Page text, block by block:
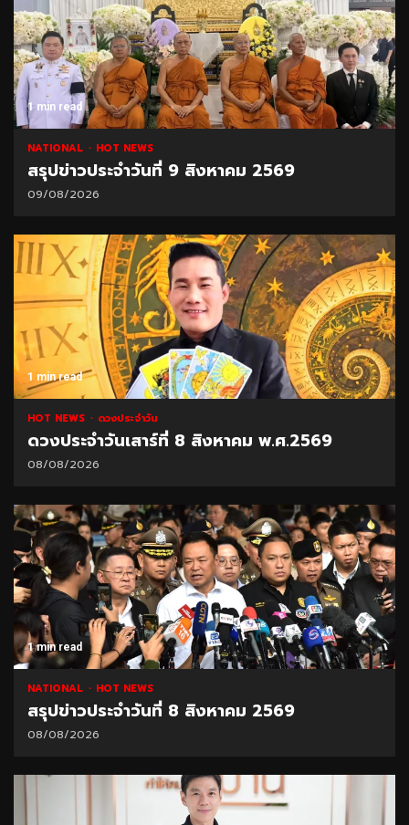
1 min read
NATIONAL HOT NEWS
สรุปข่าวประจำวันที่ 9 สิงหาคม 2569
09/08/2026
1 min read
HOT NEWS ดวงประจำวัน
ดวงประจำวันเสาร์ที่ 8 สิงหาคม พ.ศ.2569
08/08/2026
1 min read
NATIONAL HOT NEWS
สรุปข่าวประจำวันที่ 8 สิงหาคม 2569
08/08/2026